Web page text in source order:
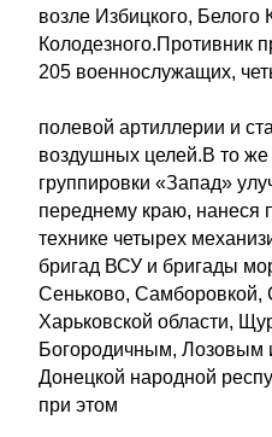
возле Избицкого, Белого
Колодезного.Противник
205 военнослужащих,
полевой артиллерии и
воздушных целей.В то
группировки «Запад»
переднему краю, нанеся
технике четырех
бригад ВСУ и бригады
Сеньково, Самборовкой,
Харьковской области,
Богородичным,
Донецкой народной
при этом